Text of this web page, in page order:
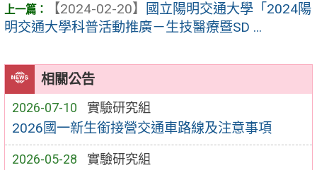
相關公告
2026-07-10 實驗研究組
2026國一新生銜接營交通車路線及注意事項
2026-05-28 實驗研究組
【2024-02-20】
國立陽明交通大學「2024陽
明交通大學科普活動推廣－生技醫療暨SD ...